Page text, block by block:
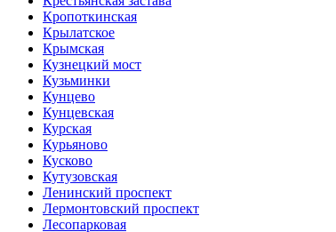
Кропоткинская
Крылатское
Крымская
Кузнецкий мост
Кузьминки
Кунцево
Кунцевская
Курская
Курьяново
Кусково
Кутузовская
Ленинский проспект
Лермонтовский проспект
Лесопарковая